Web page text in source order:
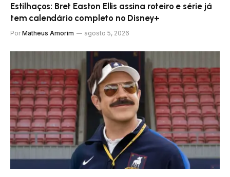
Estilhaços: Bret Easton Ellis assina roteiro e série já
tem calendário completo no Disney+
Por Matheus Amorim agosto 5, 2026